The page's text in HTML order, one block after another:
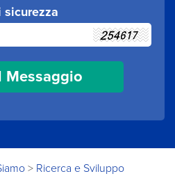
> Ricerca e Sviluppo